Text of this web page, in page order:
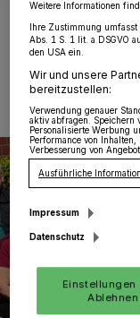
12.05.2023 , 12:43
Weitere Informationen
Ihre Zustimmung
Abs. 1 S. 1 lit. a DSGVO
den USA ein.
Wir und unsere
bereitzustellen:
Verwendung genauer
aktiv abfragen. Speichern
Personalisierte Werbung
Performance von
Verbesserung von
Ausführliche
Impressum
Datenschutz
Einstellungen
Ablehnen